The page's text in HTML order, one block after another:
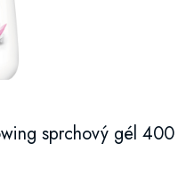
sprchový gél 400